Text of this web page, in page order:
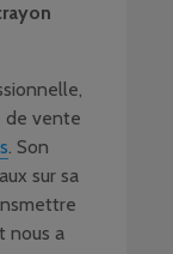
de vente
. Son
sur sa
nous a